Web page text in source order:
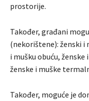
prostorije.
Također, građani
(nekorištene): ženski i
i mušku obuću,
ženske i muške
Također, moguće je